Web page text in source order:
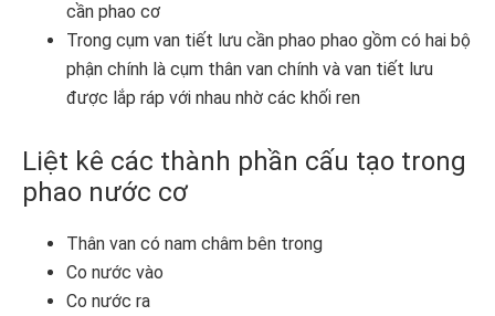
cần phao cơ
Trong cụm van tiết lưu cần phao phao gồm có hai bộ
phận chính là cụm thân van chính và van tiết lưu
được lắp ráp với nhau nhờ các khối ren
Liệt kê các thành phần cấu tạo trong
phao nước cơ
Thân van có nam châm bên trong
Co nước vào
Co nước ra